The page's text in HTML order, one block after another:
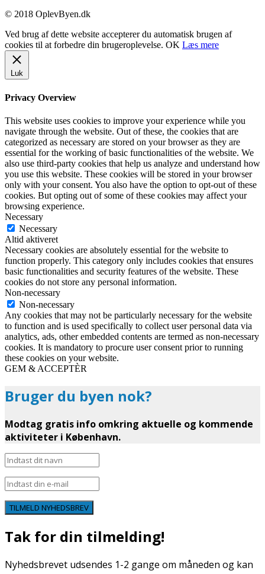
© 2018 OplevByen.dk
Ved brug af dette website accepterer du automatisk brugen af
cookies til at forbedre din brugeroplevelse. OK Læs mere
Luk
Privacy Overview
This website uses cookies to improve your experience while you
navigate through the website. Out of these, the cookies that are
categorized as necessary are stored on your browser as they are
essential for the working of basic functionalities of the website. We
also use third-party cookies that help us analyze and understand how
you use this website. These cookies will be stored in your browser
only with your consent. You also have the option to opt-out of these
cookies. But opting out of some of these cookies may affect your
browsing experience.
Necessary
Necessary
Altid aktiveret
Necessary cookies are absolutely essential for the website to
function properly. This category only includes cookies that ensures
basic functionalities and security features of the website. These
cookies do not store any personal information.
Non-necessary
Non-necessary
Any cookies that may not be particularly necessary for the website
to function and is used specifically to collect user personal data via
analytics, ads, other embedded contents are termed as non-necessary
cookies. It is mandatory to procure user consent prior to running
these cookies on your website.
GEM & ACCEPTÈR
Bruger du byen nok?
Modtag gratis info omkring aktuelle og kommende
aktiviteter i København.
TILMELD NYHEDSBREV
Tak for din tilmelding!
Nyhedsbrevet udsendes 1-2 gange om måneden og kan